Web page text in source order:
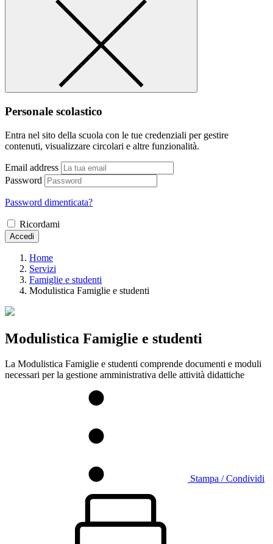
Personale scolastico
Entra nel sito della scuola con le tue credenziali per gestire
contenuti, visualizzare circolari e altre funzionalità.
Email address
Password
Password dimenticata?
Ricordami
Accedi
Home
Servizi
Famiglie e studenti
Modulistica Famiglie e studenti
Modulistica Famiglie e studenti
La Modulistica Famiglie e studenti comprende documenti e moduli
necessari per la gestione amministrativa delle attività didattiche
Stampa / Condividi